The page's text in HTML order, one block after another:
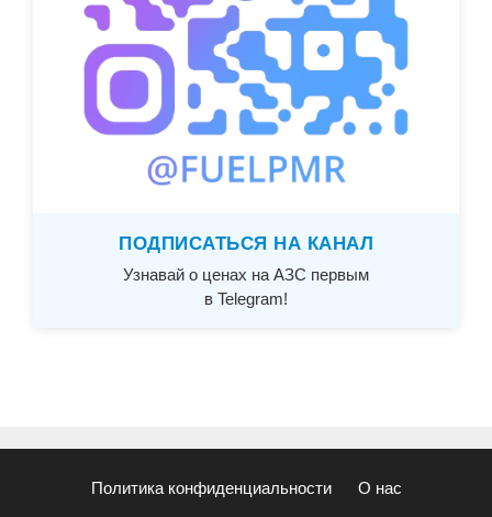
ПОДПИСАТЬСЯ НА КАНАЛ
Узнавай о ценах на АЗС первым
в Telegram!
Политика конфиденциальности О нас